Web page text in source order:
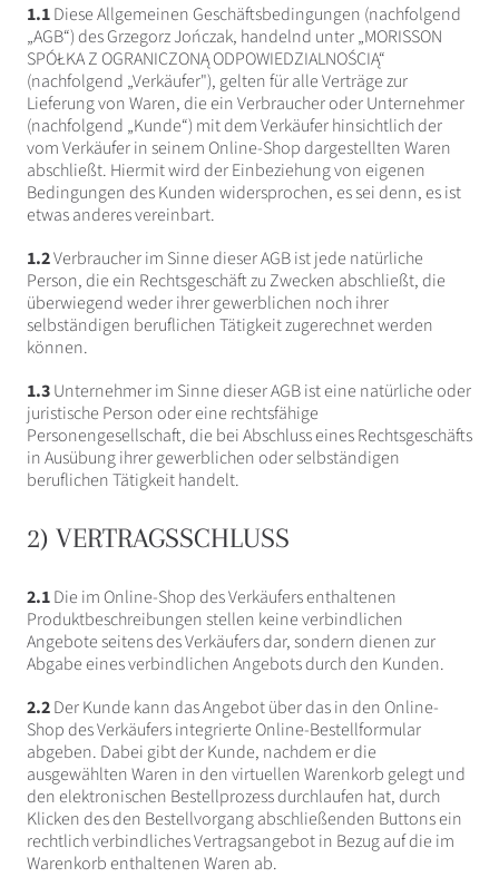
1.1Diese Allgemeinen Geschäftsbedingungen (nachfolgend
„AGB“) des Grzegorz Jończak, handelnd unter „MORISSON
SPÓŁKA Z OGRANICZONĄ ODPOWIEDZIALNOŚCIĄ“
(nachfolgend „Verkäufer"), gelten für alle Verträge zur
Lieferung von Waren, die ein Verbraucher oder Unternehmer
(nachfolgend „Kunde“) mit dem Verkäufer hinsichtlich der
vom Verkäufer in seinem Online-Shop dargestellten Waren
abschließt. Hiermit wird der Einbeziehung von eigenen
Bedingungen des Kunden widersprochen, es sei denn, es ist
etwas anderes vereinbart.
1.2Verbraucher im Sinne dieser AGB ist jede natürliche
Person, die ein Rechtsgeschäft zu Zwecken abschließt, die
überwiegend weder ihrer gewerblichen noch ihrer
selbständigen beruflichen Tätigkeit zugerechnet werden
können.
1.3Unternehmer im Sinne dieser AGB ist eine natürliche oder
juristische Person oder eine rechtsfähige
Personengesellschaft, die bei Abschluss eines Rechtsgeschäfts
in Ausübung ihrer gewerblichen oder selbständigen
beruflichen Tätigkeit handelt.
2) VERTRAGSSCHLUSS
2.1Die im Online-Shop des Verkäufers enthaltenen
Produktbeschreibungen stellen keine verbindlichen
Angebote seitens des Verkäufers dar, sondern dienen zur
Abgabe eines verbindlichen Angebots durch den Kunden.
2.2Der Kunde kann das Angebot über das in den Online-
Shop des Verkäufers integrierte Online-Bestellformular
abgeben. Dabei gibt der Kunde, nachdem er die
ausgewählten Waren in den virtuellen Warenkorb gelegt und
den elektronischen Bestellprozess durchlaufen hat, durch
Klicken des den Bestellvorgang abschließenden Buttons ein
rechtlich verbindliches Vertragsangebot in Bezug auf die im
Warenkorb enthaltenen Waren ab.